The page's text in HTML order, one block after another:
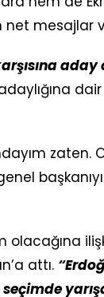
net mesajlar
olacağına
attı.